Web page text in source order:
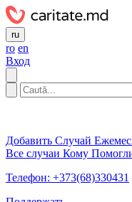
ru
ro en
Вход
Добавить Случай
Все случаи Кому
Телефон: +373(68)330431